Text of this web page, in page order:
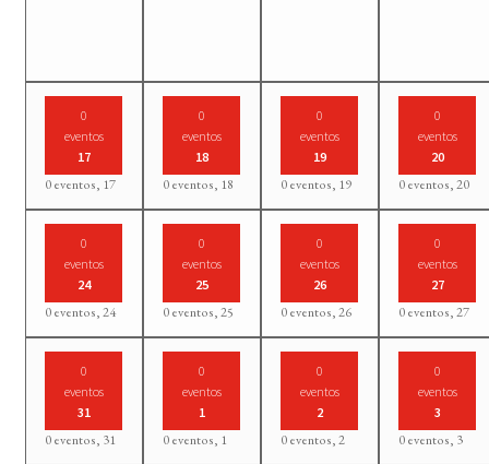
0
eventos
17
0 eventos, 17
0
eventos
18
0 eventos, 18
0
eventos
19
0 eventos, 19
0
eventos
20
0 eventos,20
0
eventos
24
0 eventos,24
0
eventos
25
0 eventos,25
0
eventos
26
0 eventos,26
0
eventos
27
0 eventos,27
0
eventos
31
0 eventos, 31
0
eventos
1
0 eventos, 1
0
eventos
2
0 eventos,2
0
eventos
3
0 eventos, 3